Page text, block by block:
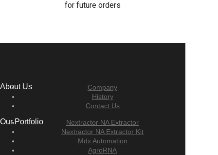
for future orders
About Us
Company
History
Contact Us
Our Portfolio
Nextractor NA Extractor
Nextractor NA Extractor Kit
Mdx Automation
AgroRNA